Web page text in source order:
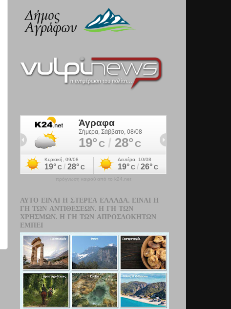
πρόγνωση καιρού από το k24.net
ΑΥΤΌ ΕΊΝΑΙ Η ΣΤΕΡΕΆ ΕΛΛΆΔΑ. ΕΊΝΑΙ Η
ΓΗ ΤΩΝ ΑΝΤΙΘΈΣΕΩΝ. Η ΓΗ ΤΩΝ
ΧΡΗΣΜΏΝ. Η ΓΗ ΤΩΝ ΑΠΡΟΣΔΌΚΗΤΩΝ
ΕΜΠΕΙ